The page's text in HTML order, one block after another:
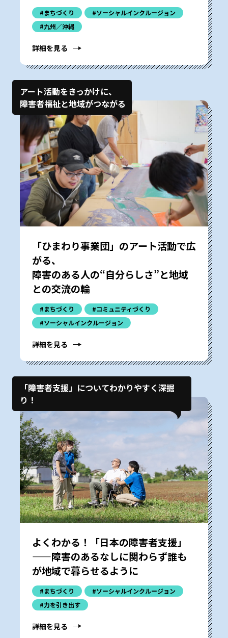
#まちづくり
#ソーシャルインクルージョン
#九州／沖縄
詳細を見る
アート活動をきっかけに、
障害者福祉と地域がつながる
「ひまわり事業団」のアート活動で広
がる、
障害のある人の“自分らしさ”と地域
との交流の輪
#まちづくり
#コミュニティづくり
#ソーシャルインクルージョン
詳細を見る
「障害者支援」についてわかりやすく深掘
り！
よくわかる！「日本の障害者支援」
——障害のあるなしに関わらず誰も
が地域で暮らせるように
#まちづくり
#ソーシャルインクルージョン
#力を引き出す
詳細を見る